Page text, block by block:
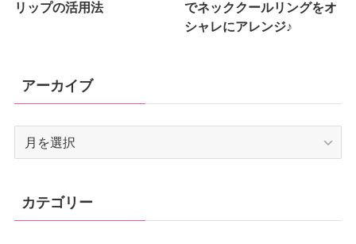
リップの活用法
でネッククールリングをオ
シャレにアレンジ♪
アーカイブ
ブ
カテゴリー